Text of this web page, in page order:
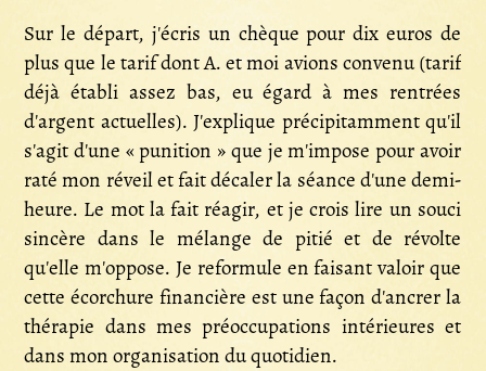
Sur le départ, j'écris un chèque pour dix euros de
plus que le tarif dont A. et moi avions convenu (tarif
déjà établi assez bas, eu égard à mes rentrées
d'argent actuelles). J'explique précipitamment qu'il
s'agit d'une « punition » que je m'impose pour avoir
raté mon réveil et fait décaler la séance d'une demi-
heure. Le mot la fait réagir, et je crois lire un souci
sincère dans le mélange de pitié et de révolte
qu'elle m'oppose. Je reformule en faisant valoir que
cette écorchure financière est une façon d'ancrer la
thérapie dans mes préoccupations intérieures et
dans mon organisation du quotidien.